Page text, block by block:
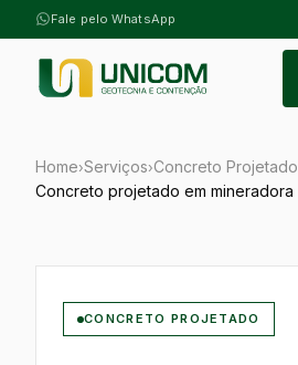
Fale pelo WhatsApp
Home›Serviços›Concreto Projetado
Concreto projetado em mineradora
CONCRETO PROJETADO